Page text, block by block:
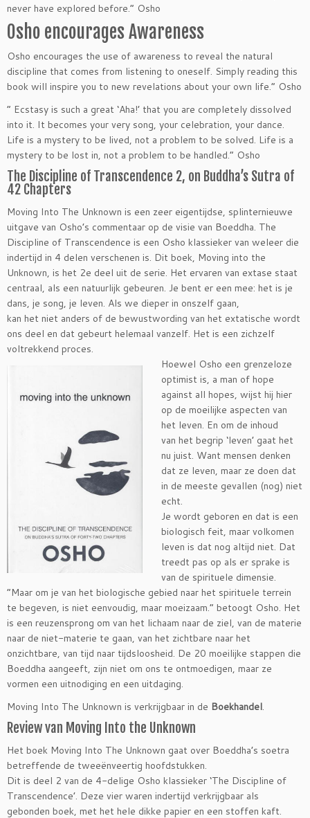
never have explored before.” Osho
Osho encourages Awareness
Osho encourages the use of awareness to reveal the natural
discipline that comes from listening to oneself. Simply reading this
book will inspire you to new revelations about your own life.” Osho
” Ecstasy is such a great ‘Aha!’ that you are completely dissolved
into it. It becomes your very song, your celebration, your dance.
Life is a mystery to be lived, not a problem to be solved. Life is a
mystery to be lost in, not a problem to be handled.” Osho
The Discipline of Transcendence 2, on Buddha’s Sutra of
42 Chapters
Moving Into The Unknown is een zeer eigentijdse, splinternieuwe
uitgave van Osho’s commentaar op de visie van Boeddha. The
Discipline of Transcendence is een Osho klassieker van weleer die
indertijd in 4 delen verschenen is. Dit boek, Moving into the
Unknown, is het 2e deel uit de serie. Het ervaren van extase staat
centraal, als een natuurlijk gebeuren. Je bent er een mee: het is je
dans, je song, je leven. Als we dieper in onszelf gaan,
kan het niet anders of de bewustwording van het extatische wordt
ons deel en dat gebeurt helemaal vanzelf. Het is een zichzelf
voltrekkend proces.
Hoewel Osho een grenzeloze
optimist is, a man of hope
against all hopes, wijst hij hier
op de moeilijke aspecten van
het leven. En om de inhoud
van het begrip ‘leven’ gaat het
nu juist. Want mensen denken
dat ze leven, maar ze doen dat
in de meeste gevallen (nog) niet
echt.
Je wordt geboren en dat is een
biologisch feit, maar volkomen
leven is dat nog altijd niet. Dat
treedt pas op als er sprake is
van de spirituele dimensie.
“Maar om je van het biologische gebied naar het spirituele terrein
te begeven, is niet eenvoudig, maar moeizaam.” betoogt Osho. Het
is een reuzensprong om van het lichaam naar de ziel, van de materie
naar de niet-materie te gaan, van het zichtbare naar het
onzichtbare, van tijd naar tijdsloosheid. De 20 moeilijke stappen die
Boeddha aangeeft, zijn niet om ons te ontmoedigen, maar ze
vormen een uitnodiging en een uitdaging.
Moving Into The Unknown is verkrijgbaar in de Boekhandel.
Review van Moving Into the Unknown
Het boek Moving Into The Unknown gaat over Boeddha’s soetra
betreffende de tweeënveertig hoofdstukken.
Dit is deel 2 van de 4-delige Osho klassieker ‘The Discipline of
Transcendence’. Deze vier waren indertijd verkrijgbaar als
gebonden boek, met het hele dikke papier en een stoffen kaft.